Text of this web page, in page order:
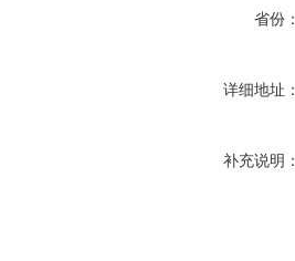
省份：
详细地址：
补充说明：